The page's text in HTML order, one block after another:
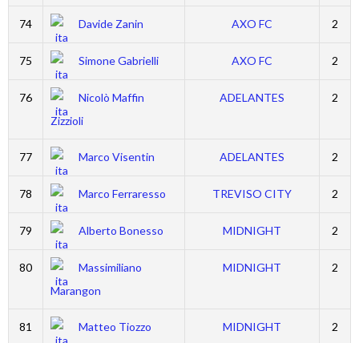
74 Davide Zanin AXO FC 2
75 Simone Gabrielli AXO FC 2
76
Nicolò Maffin
Zizzioli
ADELANTES 2
77 Marco Visentin ADELANTES 2
78 Marco Ferraresso TREVISO CITY 2
79 Alberto Bonesso MIDNIGHT 2
80
Massimiliano
Marangon
MIDNIGHT 2
81 Matteo Tiozzo MIDNIGHT 2